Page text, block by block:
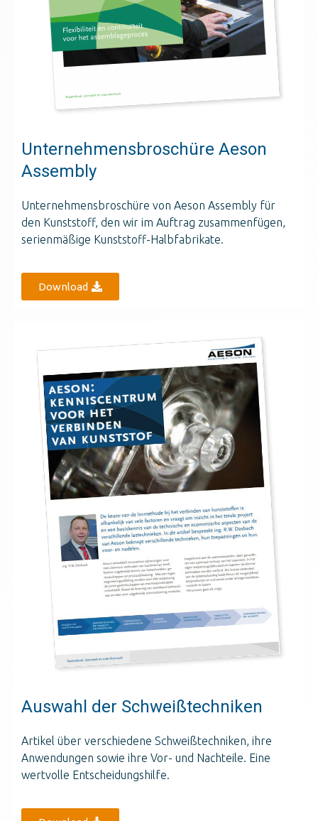
Unternehmensbroschüre Aeson
Assembly
Unternehmensbroschüre von Aeson Assembly für
den Kunststoff, den wir im Auftrag zusammenfügen,
serienmäßige Kunststoff-Halbfabrikate.
Download
Auswahl der Schweißtechniken
Artikel über verschiedene Schweißtechniken, ihre
Anwendungen sowie ihre Vor- und Nachteile. Eine
wertvolle Entscheidungshilfe.